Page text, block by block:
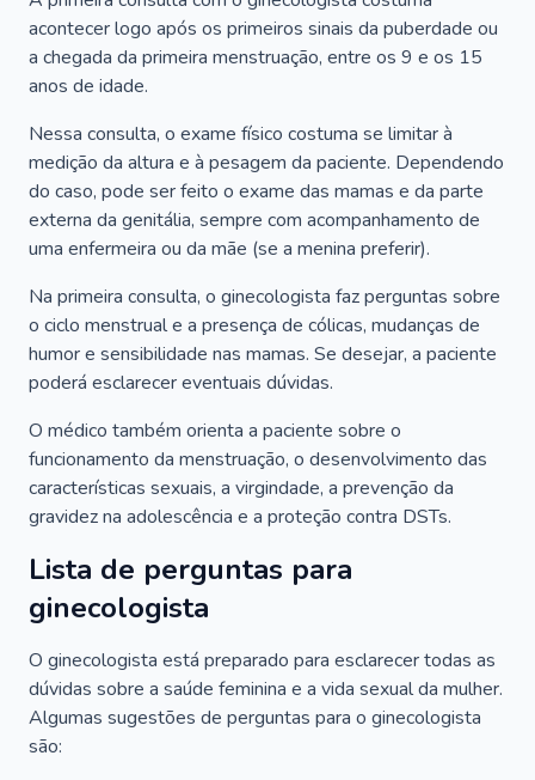
acontecer logo após os primeiros sinais da puberdade ou
a chegada da primeira menstruação, entre os 9 e os 15
anos de idade.
Nessa consulta, o exame físico costuma se limitar à
medição da altura e à pesagem da paciente. Dependendo
do caso, pode ser feito o exame das mamas e da parte
externa da genitália, sempre com acompanhamento de
uma enfermeira ou da mãe (se a menina preferir).
Na primeira consulta, o ginecologista faz perguntas sobre
o ciclo menstrual e a presença de cólicas, mudanças de
humor e sensibilidade nas mamas. Se desejar, a paciente
poderá esclarecer eventuais dúvidas.
O médico também orienta a paciente sobre o
funcionamento da menstruação, o desenvolvimento das
características sexuais, a virgindade, a prevenção da
gravidez na adolescência e a proteção contra DSTs.
Lista de perguntas para
ginecologista
O ginecologista está preparado para esclarecer todas as
dúvidas sobre a saúde feminina e a vida sexual da mulher.
Algumas sugestões de perguntas para o ginecologista
são: